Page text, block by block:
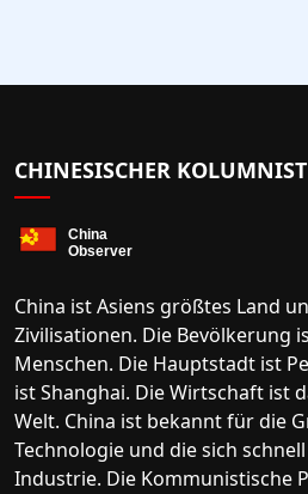
CHINESISCHER KOLUMNIST
China ist Asiens größtes Land
Zivilisationen. Die Bevölkerung
Menschen. Die Hauptstadt ist
ist Shanghai. Die Wirtschaft ist
Welt. China ist bekannt für die
Technologie und die sich
Industrie. Die Kommunistische